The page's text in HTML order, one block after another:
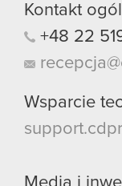
Kontakt
+48 22
Wsparcie